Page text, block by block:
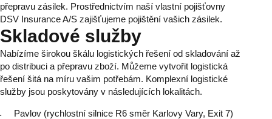
přepravu zásilek. Prostřednictvím naší vlastní pojišťovny
DSV Insurance A/S zajišťujeme pojištění vašich zásilek.
Skladové služby
Nabízíme širokou škálu logistických řešení od skladování až
po distribuci a přepravu zboží. Můžeme vytvořit logistická
řešení šitá na míru vašim potřebám. Komplexní logistické
služby jsou poskytovány v následujících lokalitách.
Pavlov (rychlostní silnice R6 směr Karlovy Vary, Exit 7)